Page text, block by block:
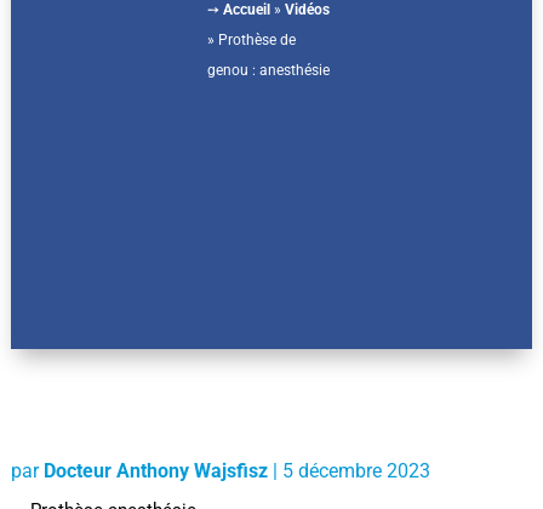
➙Accueil »Vidéos
» Prothèse de
genou : anesthésie
par Docteur Anthony Wajsfisz| 5 décembre 2023